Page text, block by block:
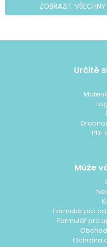
ZOBRAZIT
Z
Určitě
Může
Formulář pro
Formulář pro
Ochrana